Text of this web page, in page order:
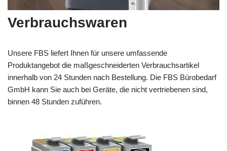
Verbrauchswaren
Unsere FBS liefert Ihnen für unsere umfassende
Produktangebot die maßgeschneiderten Verbrauchsartikel
innerhalb von 24 Stunden nach Bestellung. Die FBS Bürobedarf
GmbH kann Sie auch bei Geräte, die nicht vertriebenen sind,
binnen 48 Stunden zuführen.